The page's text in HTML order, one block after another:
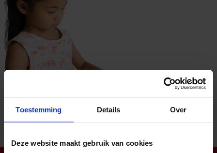
Toestemming Details Over
Deze website maakt gebruik van cookies